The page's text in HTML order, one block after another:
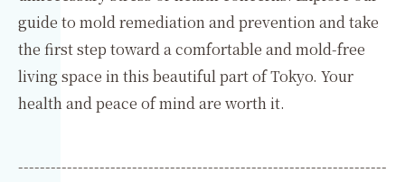
guide to mold remediation and prevention and take
the first step toward a comfortable and mold-free
living space in this beautiful part of Tokyo. Your
health and peace of mind are worth it.
--------------------------------------------------------------------